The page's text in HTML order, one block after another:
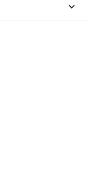
keyboard_arrow_down